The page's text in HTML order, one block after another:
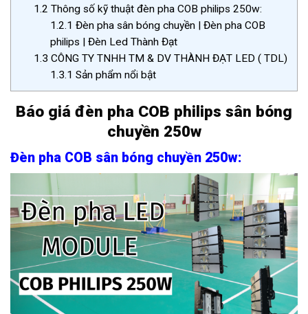
1.2 Thông số kỹ thuật đèn pha COB philips 250w:
1.2.1 Đèn pha sân bóng chuyền | Đèn pha COB
philips | Đèn Led Thành Đạt
1.3 CÔNG TY TNHH TM & DV THÀNH ĐẠT LED ( TDL)
1.3.1 Sản phẩm nổi bật
Báo giá đèn pha COB philips sân bóng
chuyền 250w
Đèn pha COB sân bóng chuyền 250w: